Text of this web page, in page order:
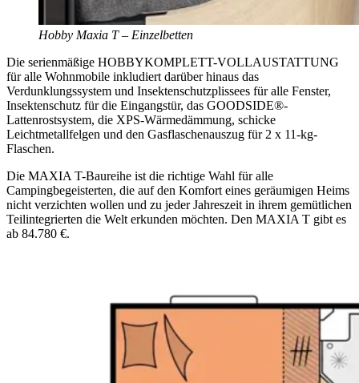
Hobby Maxia T – Einzelbetten
Die serienmäßige HOBBYKOMPLETT-VOLLAUSTATTUNG
für alle Wohnmobile inkludiert darüber hinaus das
Verdunklungssystem und Insektenschutzplissees für alle Fenster,
Insektenschutz für die Eingangstür, das GOODSIDE®-
Lattenrostsystem, die XPS-Wärmedämmung, schicke
Leichtmetallfelgen und den Gasflaschenauszug für 2 x 11-kg-
Flaschen.
Die MAXIA T-Baureihe ist die richtige Wahl für alle
Campingbegeisterten, die auf den Komfort eines geräumigen Heims
nicht verzichten wollen und zu jeder Jahreszeit in ihrem gemütlichen
Teilintegrierten die Welt erkunden möchten. Den MAXIA T gibt es
ab 84.780 €.